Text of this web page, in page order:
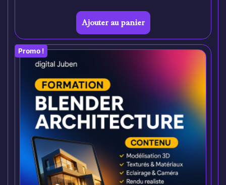
Ajouter au panier
Promo !